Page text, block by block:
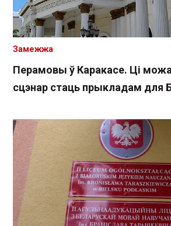
Перамовы ў Каракасе. Ці можа
сцэнар стаць прыкладам для
Замежжа